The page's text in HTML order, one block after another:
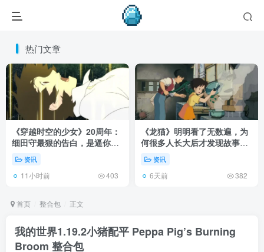
热门文章
《穿越时空的少女》20周年：
细田守最狠的告白，是逼你承
认有些夏天回不去了！
资讯
11小时前 403
《龙猫》明明看了无数遍，为
何很多人长大后才发现故事根
本不在 1988 年！
资讯
6天前 382
首页 整合包 正文
我的世界1.19.2小猪配平 Peppa Pig’s Burning
Broom 整合包